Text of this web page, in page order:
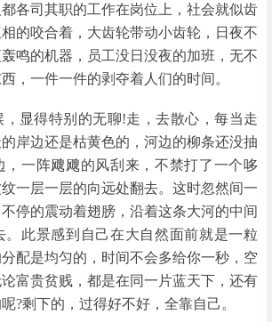
各司其职的工作在岗位上，社会就似齿
的咬合着，大齿轮带动小齿轮，日夜不
鸣的机器，员工没日没夜的加班，无不
，一件一件的剥夺着人们的时间。
显得特别的无聊!走，去散心，每当走
岸边还是枯黄色的，河边的柳条还没抽
，一阵飕飕的风刮来，不禁打了一个哆
一层一层的向远处翻去。这时忽然间一
停的震动着翅膀，沿着这条大河的中间
。此景感到自己在大自然面前就是一粒
配是均匀的，时间不会多给你一秒，空
富贵贫贱，都是在同一片蓝天下，还有
?剩下的，过得好不好，全靠自己。